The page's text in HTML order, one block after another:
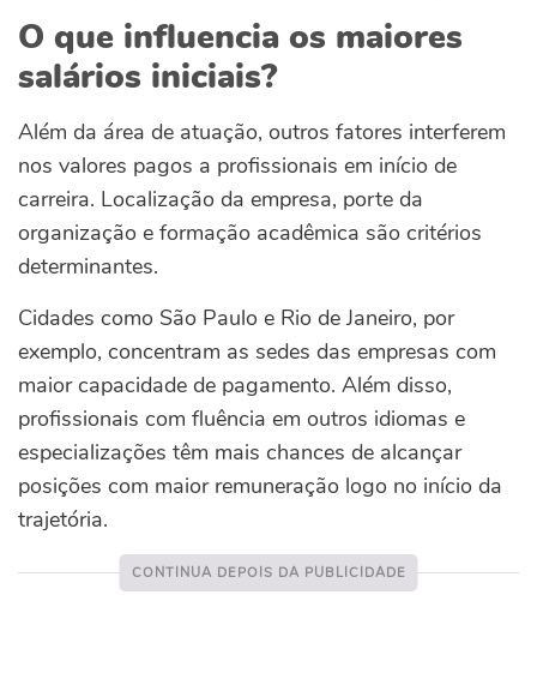
O que influencia os maiores
salários iniciais?
Além da área de atuação, outros fatores interferem
nos valores pagos a profissionais em início de
carreira. Localização da empresa, porte da
organização e formação acadêmica são critérios
determinantes.
Cidades como São Paulo e Rio de Janeiro, por
exemplo, concentram as sedes das empresas com
maior capacidade de pagamento. Além disso,
profissionais com fluência em outros idiomas e
especializações têm mais chances de alcançar
posições com maior remuneração logo no início da
trajetória.